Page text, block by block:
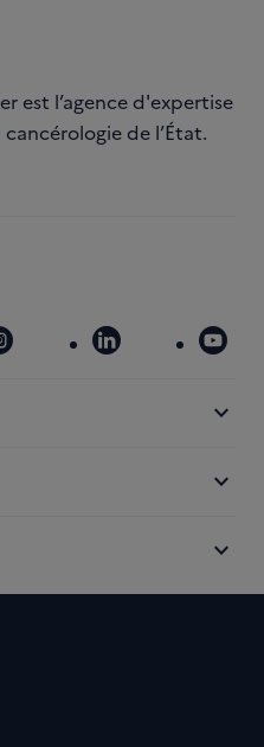
est l’agence d'expertise
de l’État.
instagram linkedin
expand_more
expand_more
expand_more